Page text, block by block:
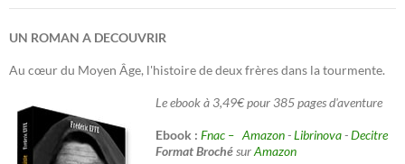
UN ROMAN A DECOUVRIR
Au cœur du Moyen Âge, l'histoire de deux frères dans la tourmente.
Le ebook à 3,49€ pour 385 pages d'aventure
Ebook : Fnac – Amazon-Librinova-Decitre
Format BrochésurAmazon